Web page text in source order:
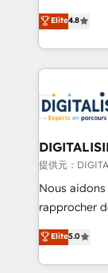
CRM, Solutions
Migration,
team of 25+ experts Contact
get more
HubSpot
maximizing
Excellence.
strengthen
drive your business
dedicated
team (50+),
B2B sectors
business
impact of
detailed
Elite4.8
提供元：
Nous
rapprocher
réussite des
le marketing
Elite5.0